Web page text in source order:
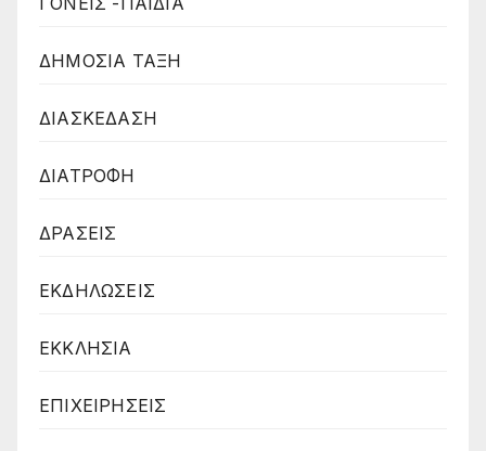
ΔΗΜΟΣΙΑ ΤΑΞΗ
ΔΙΑΣΚΕΔΑΣΗ
ΔΙΑΤΡΟΦΗ
ΔΡΑΣΕΙΣ
ΕΚΔΗΛΩΣΕΙΣ
ΕΚΚΛΗΣΙΑ
ΕΠΙΧΕΙΡΗΣΕΙΣ